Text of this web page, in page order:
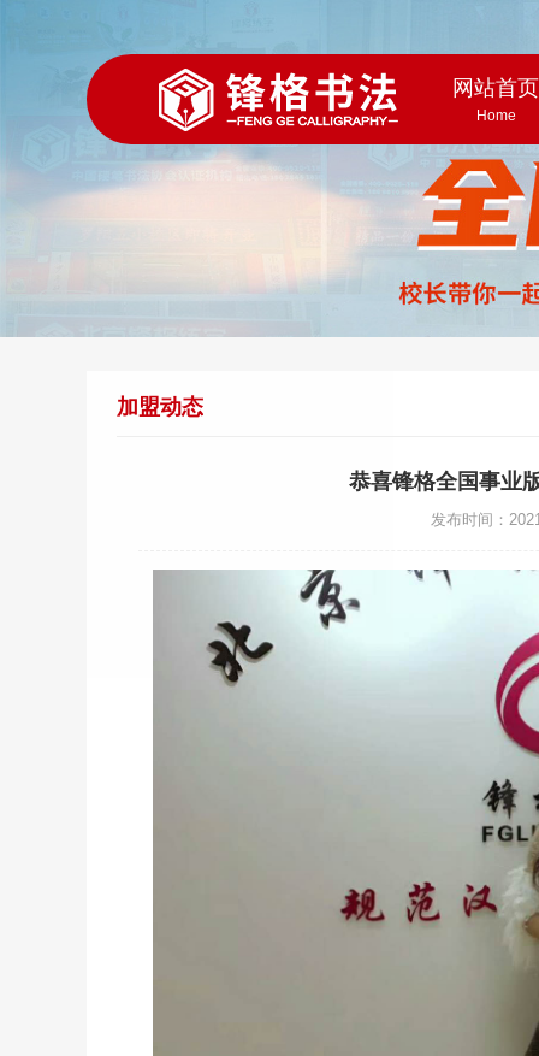
网站首页
Home
加盟动态
恭喜锋格全国事业
发布时间：